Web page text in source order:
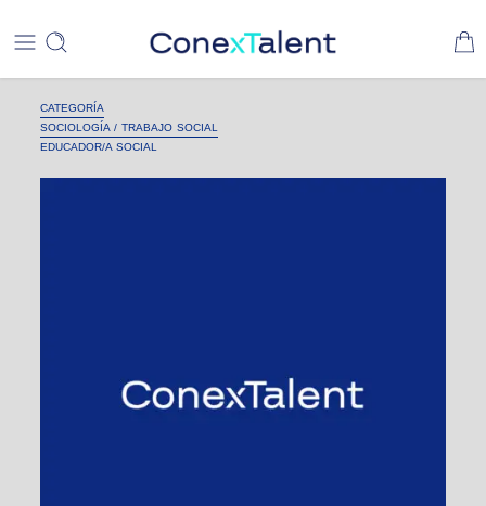
CATEGORÍA
SOCIOLOGÍA / TRABAJO SOCIAL
EDUCADOR/A SOCIAL